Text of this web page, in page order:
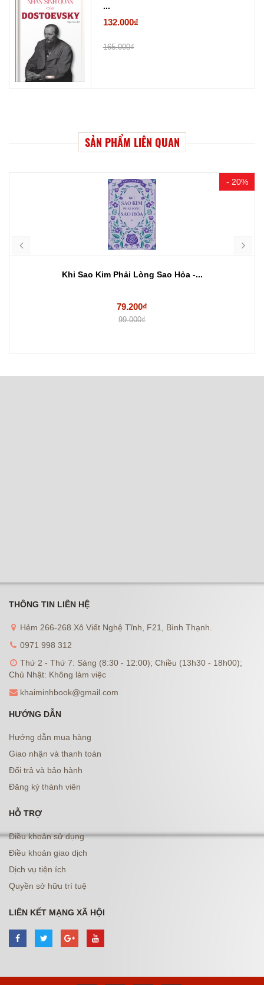
...
132.000₫
165.000₫
SẢN PHẨM LIÊN QUAN
- 20%
Khi Sao Kim Phải Lòng Sao Hỏa -...
79.200₫
99.000₫
THÔNG TIN LIÊN HỆ
Hẻm 266-268 Xô Viết Nghệ Tĩnh, F21, Bình Thạnh.
0971 998 312
Thứ 2 - Thứ 7: Sáng (8:30 - 12:00); Chiều (13h30 - 18h00);
Chủ Nhật: Không làm việc
khaiminhbook@gmail.com
HƯỚNG DẪN
Hướng dẫn mua hàng
Giao nhận và thanh toán
Đổi trả và bảo hành
Đăng ký thành viên
HỖ TRỢ
Điều khoản sử dụng
Điều khoản giao dịch
Dịch vụ tiện ích
Quyền sở hữu trí tuệ
LIÊN KẾT MẠNG XÃ HỘI